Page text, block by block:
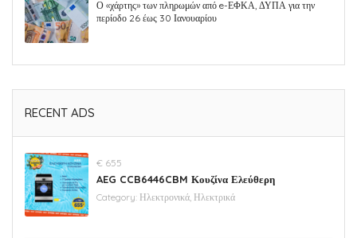
Ο «χάρτης» των πληρωμών από e-ΕΦΚΑ, ΔΥΠΑ για την
περίοδο 26 έως 30 Ιανουαρίου
RECENT ADS
€ 655
AEG CCB6446CBM Κουζίνα Ελεύθερη
Category: Ηλεκτρονικά, Ηλεκτρικά